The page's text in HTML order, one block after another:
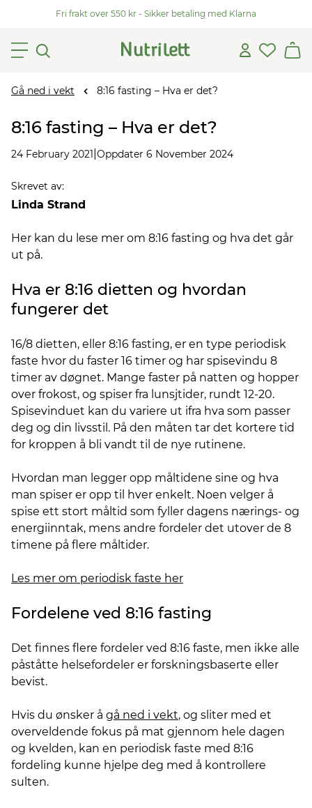
Fri frakt over 550 kr - Sikker betaling med Klarna
Gå ned i vekt 8:16 fasting – Hva er det?
8:16 fasting – Hva er det?
24 February 2021 Oppdater 6 November 2024
Skrevet av:
Linda Strand
Her kan du lese mer om 8:16 fasting og hva det går
ut på.
Hva er 8:16 dietten og hvordan
fungerer det
16/8 dietten, eller 8:16 fasting, er en type periodisk
faste hvor du faster 16 timer og har spisevindu 8
timer av døgnet. Mange faster på natten og hopper
over frokost, og spiser fra lunsjtider, rundt 12-20.
Spisevinduet kan du variere ut ifra hva som passer
deg og din livsstil. På den måten tar det kortere tid
for kroppen å bli vandt til de nye rutinene.
Hvordan man legger opp måltidene sine og hva
man spiser er opp til hver enkelt. Noen velger å
spise ett stort måltid som fyller dagens nærings- og
energiinntak, mens andre fordeler det utover de 8
timene på flere måltider.
Les mer om periodisk faste her
Fordelene ved 8:16 fasting
Det finnes flere fordeler ved 8:16 faste, men ikke alle
påståtte helsefordeler er forskningsbaserte eller
bevist.
Hvis du ønsker å gå ned i vekt, og sliter med et
overveldende fokus på mat gjennom hele dagen
og kvelden, kan en periodisk faste med 8:16
fordeling kunne hjelpe deg med å kontrollere
sulten.